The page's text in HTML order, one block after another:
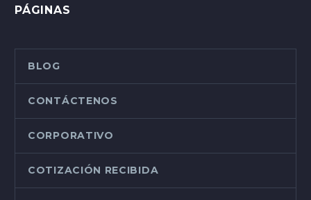
PÁGINAS
BLOG
CONTÁCTENOS
CORPORATIVO
COTIZACIÓN RECIBIDA